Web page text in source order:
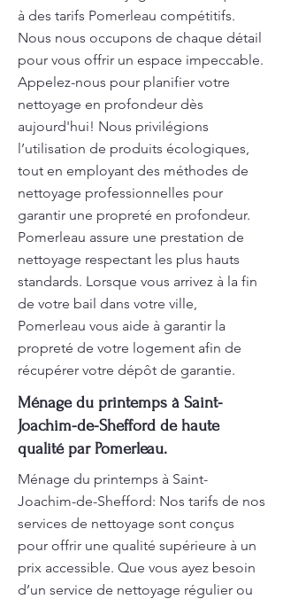
à des tarifs Pomerleau compétitifs.
Nous nous occupons de chaque détail
pour vous offrir un espace impeccable.
Appelez-nous pour planifier votre
nettoyage en profondeur dès
aujourd'hui! Nous privilégions
l’utilisation de produits écologiques,
tout en employant des méthodes de
nettoyage professionnelles pour
garantir une propreté en profondeur.
Pomerleau assure une prestation de
nettoyage respectant les plus hauts
standards. Lorsque vous arrivez à la fin
de votre bail dans votre ville,
Pomerleau vous aide à garantir la
propreté de votre logement afin de
récupérer votre dépôt de garantie.
Ménage du printemps à Saint-
Joachim-de-Shefford de haute
qualité par Pomerleau.
Ménage du printemps à Saint-
Joachim-de-Shefford: Nos tarifs de nos
services de nettoyage sont conçus
pour offrir une qualité supérieure à un
prix accessible. Que vous ayez besoin
d’un service de nettoyage régulier ou